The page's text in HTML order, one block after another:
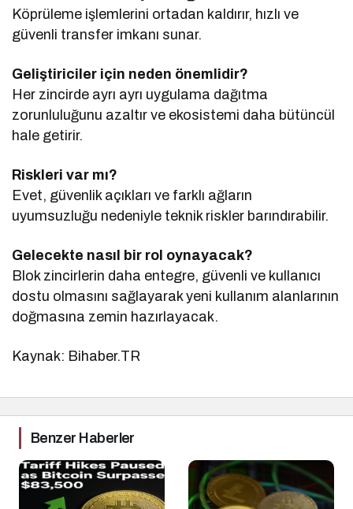
Köprüleme işlemlerini ortadan kaldırır, hızlı ve
güvenli transfer imkanı sunar.
Geliştiriciler için neden önemlidir?
Her zincirde ayrı ayrı uygulama dağıtma
zorunluluğunu azaltır ve ekosistemi daha bütüncül
hale getirir.
Riskleri var mı?
Evet, güvenlik açıkları ve farklı ağların
uyumsuzluğu nedeniyle teknik riskler barındırabilir.
Gelecekte nasıl bir rol oynayacak?
Blok zincirlerin daha entegre, güvenli ve kullanıcı
dostu olmasını sağlayarak yeni kullanım alanlarının
doğmasına zemin hazırlayacak.
Kaynak: Bihaber.TR
Benzer Haberler